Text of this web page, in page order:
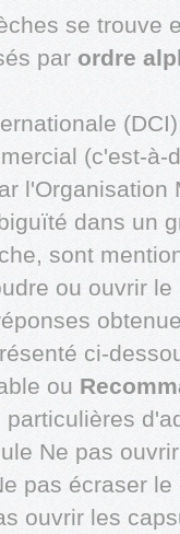
se trouve
par ordre
(c'est-
dans un
sont
ou ouvrir
ci-
ou
Ne pas
pas écraser
ouvrir les